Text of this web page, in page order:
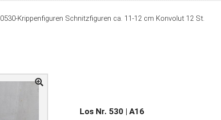
0530-Krippenfiguren Schnitzfiguren ca. 11-12 cm Konvolut 12 St.
Los Nr. 530 | A16